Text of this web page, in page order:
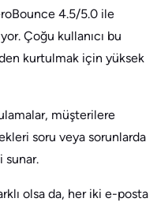
4.5/5.0 ile
Çoğu kullanıcı bu
kurtulmak için yüksek
müşterilere
soru veya sorunlarda
sunar.
olsa da, her iki e-posta